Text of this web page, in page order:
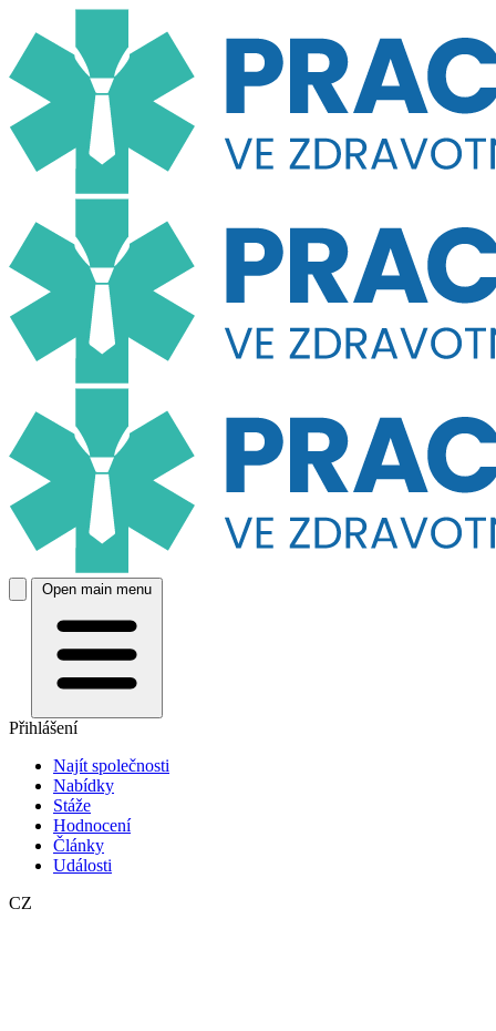
Open main menu
Přihlášení
Najít společnosti
Nabídky
Stáže
Hodnocení
Články
Události
CZ